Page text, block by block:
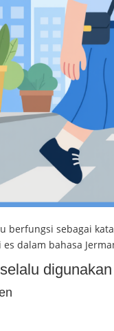
berfungsi sebagai
dalam bahasa
digunakan